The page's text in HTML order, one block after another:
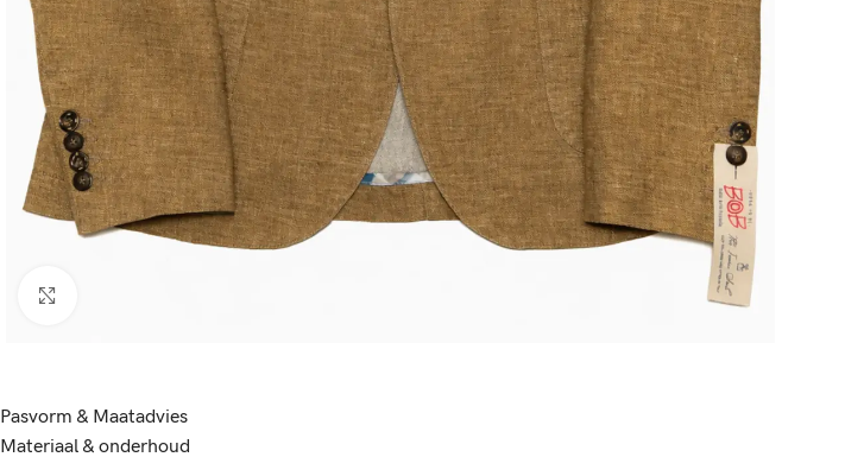
Pasvorm & Maatadvies
Materiaal & onderhoud